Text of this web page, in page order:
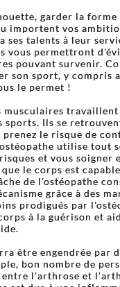
garder la forme
importent vos
ses talents à leur
vous permettront
pouvant survenir.
son sport, y compris
le permet !
musculaires travaillent
sports. Ils se
le risque de
utilise tout
et vous soigner
le corps est
de l'ostéopathe
grâce à des
prodigués par
à la guérison et
être engendrée par
bon nombre de
entre l'arthrose et